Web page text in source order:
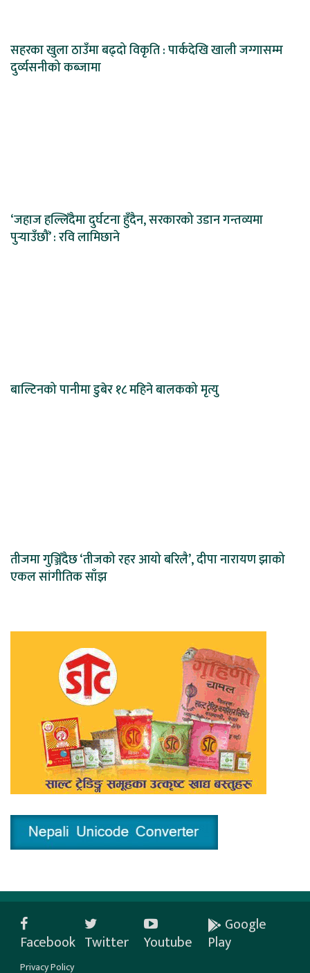
सहरका खुला ठाउँमा बढ्दो विकृति : पार्कदेखि खाली जग्गासम्म
दुर्व्यसनीको कब्जामा
‘जहाज हल्लिँदैमा दुर्घटना हुँदैन, सरकारको उडान गन्तव्यमा
पुर्‍याउँछौं’ : रवि लामिछाने
बाल्टिनको पानीमा डुबेर १८ महिने बालकको मृत्यु
तीजमा गुञ्जिँदैछ ‘तीजको रहर आयो बरिलै’, दीपा नारायण झाको
एकल सांगीतिक साँझ
Facebook Twitter Youtube
Google
Play
Privacy Policy